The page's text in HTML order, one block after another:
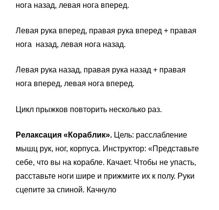
нога назад, левая нога вперед.
Левая рука вперед, правая рука вперед + правая
нога назад, левая нога назад.
Левая рука назад, правая рука назад + правая
нога вперед, левая нога вперед.
Цикл прыжков повторить несколько раз.
Релаксация «Кораблик». Цель: расслабление
мышц рук, ног, корпуса. Инструктор: «Представьте
себе, что вы на корабле. Качает. Чтобы не упасть,
расставьте ноги шире и прижмите их к полу. Руки
сцепите за спиной. Качнуло